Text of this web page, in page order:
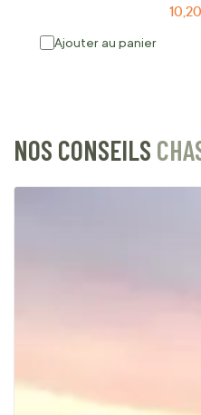
Prix
Ajouter au panier
NOS CONSEILS